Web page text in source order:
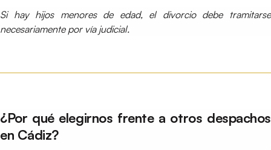
Si hay hijos menores de edad, el divorcio debe tramitarse
necesariamente por vía judicial.
¿Por qué elegirnos frente a otros despachos
en Cádiz?